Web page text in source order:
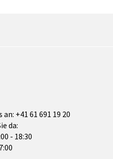
an: +41 61 691 19 20
da:
- 18:30